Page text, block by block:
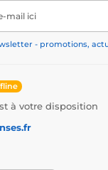
mail ici
- promotions,
à votre disposition